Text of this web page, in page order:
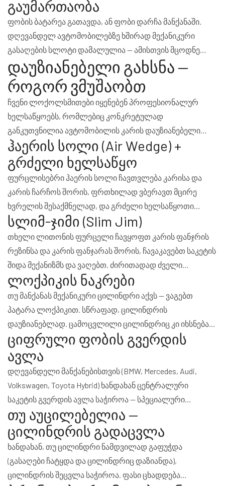
გაუმართაობა
ფობის ბატარეა გათავდა, ან ფობი დარჩა მანქანაში.
დღევანდელ ავტომობილებზე ხშირად მექანიკური
გასაღების სლოტი დამალულია — ამისთვის მცოდნე
ხელია საჭირო.
დაუზიანებელი გახსნა —
როგორ ვმუშაობთ
ჩვენი ლოქოლსმითები იყენებენ პროფესიონალურ
ხელსაწყოებს, რომლებიც კონკრეტულად
განკუთვნილია ავტომობილის კარის დაუზიანებელი
გახსნისთვის.
ჰაერის სოლი (Air Wedge) +
გრძელი ხელსაწყო
ფურცლისებრი ჰაერის სოლი ჩავთვლება კარისა და
კარის ჩარჩოს შორის, ფრთხილად ვბერავთ მცირე
ხვრელის შესაქმნელად, და გრძელი ხელსაწყოთი
ვეხებით საკეტის ღილაკს ან სახელურს. ეს მეთოდი
მცირე ხვრელშიც კი მუშაობს — მინა და კარის ლაქი
ხელუხლები რჩება.
სლიმ-ჯიმი (Slim Jim)
თხელი ლითონის ფურცელი ჩავყოფთ კარის ფანჯრის
რეზინსა და კარის ფანჯარას შორის, ჩავაკავებთ საკეტის
შიდა მექანიზმს და ვაღებთ. ძირითადად ძველი
მანქანებისთვის შესაფერისია — Toyota, Lada, ZAZ, ბევრი
1990-2010 წლების ევროპული მოდელი.
ლოქპიკის ნაკრები
თუ მანქანას მექანიკური ცილინდრი აქვს — ვაგებთ
პატარა ლოქპიკით. სწრაფად, ცილინდრის
დაუზიანებლად. ცამოცვლილი ცილინდრიც კი იხსნება
ცოდნით.
ციფრული ფობის გვერდის
ავლა
დღევანდელი მანქანებისთვის (BMW, Mercedes, Audi,
Volkswagen, Toyota Hybrid) ხანდახან ცენტრალური
საკეტის გვერდის ავლა საჭიროა — სპეციალური
დეკოდერები და მექანიკური სლოტის ცოდნა მუშაობს.
თუ აუცილებელია —
ცილინდრის გადაცვლა
ხანდახან, თუ ცილინდრი ნამდვილად გაფუჭდა
(გასაღები ჩატყდა და ცილინდრიც დაზიანდა),
ცილინდრის შეცვლა საჭიროა. ფასი ცხადდება